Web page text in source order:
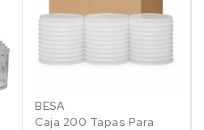
BESA
Caja 200 Tapas Para